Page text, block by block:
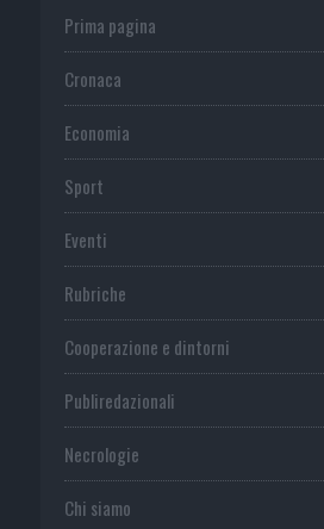
Prima pagina
Cronaca
Economia
Sport
Eventi
Rubriche
Cooperazione e dintorni
Publiredazionali
Necrologie
Chi siamo